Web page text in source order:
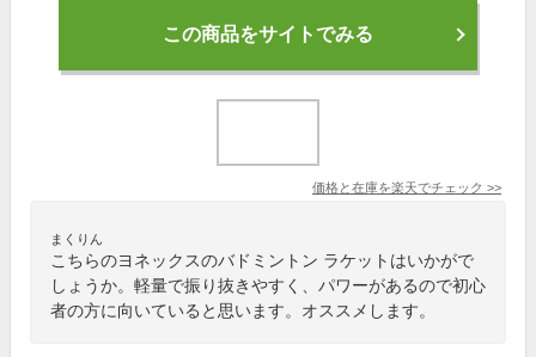
この商品をサイトでみる
価格と在庫を楽天でチェック >>
まくりん
こちらのヨネックスのバドミントン ラケットはいかがで
しょうか。軽量で振り抜きやすく、パワーがあるので初心
者の方に向いていると思います。オススメします。